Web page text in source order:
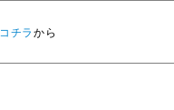
コチラから